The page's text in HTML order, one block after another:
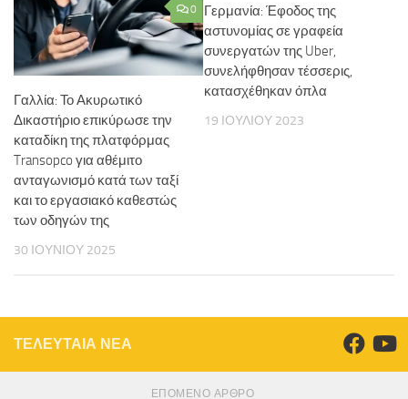
0
Γαλλία: Το Ακυρωτικό
Δικαστήριο επικύρωσε την
καταδίκη της πλατφόρμας
Transopco για αθέμιτο
ανταγωνισμό κατά των ταξί
και το εργασιακό καθεστώς
των οδηγών της
30 ΙΟΥΝΊΟΥ 2025
Γερμανία: Έφοδος της
αστυνομίας σε γραφεία
συνεργατών της Uber,
συνελήφθησαν τέσσερις,
κατασχέθηκαν όπλα
19 ΙΟΥΛΊΟΥ 2023
ΤΕΛΕΥΤΑΙΑ ΝΕΑ
ΕΠΌΜΕΝΟ ΆΡΘΡΟ